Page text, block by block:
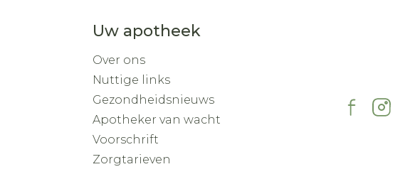
Uw apotheek
Over ons
Nuttige links
Gezondheidsnieuws
Apotheker van wacht
Voorschrift
Zorgtarieven